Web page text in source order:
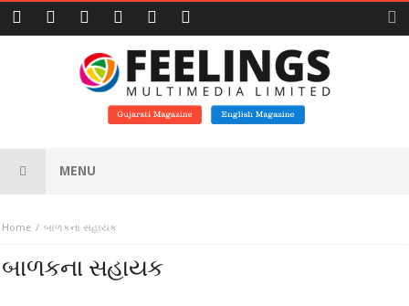
MENU
Home બાળકના સહાયક
બાળકના સહાયક